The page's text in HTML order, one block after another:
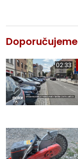
Doporučujeme
02:33